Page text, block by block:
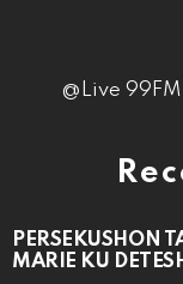
@Live
PERSEKUSHON
MARIE KU